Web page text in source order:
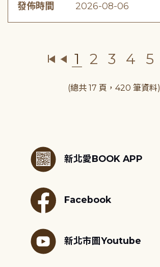
發佈時間 2026-08-06
1 2 3 4 5
(總共 17 頁，420 筆資料)
新北愛BOOK APP
Facebook
新北市圖Youtube